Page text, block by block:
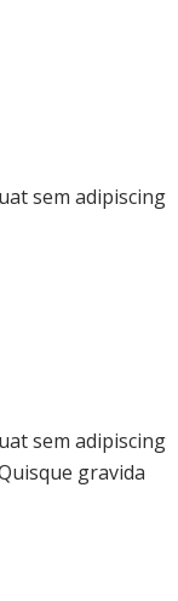
sem adipiscing
sem adipiscing
gravida